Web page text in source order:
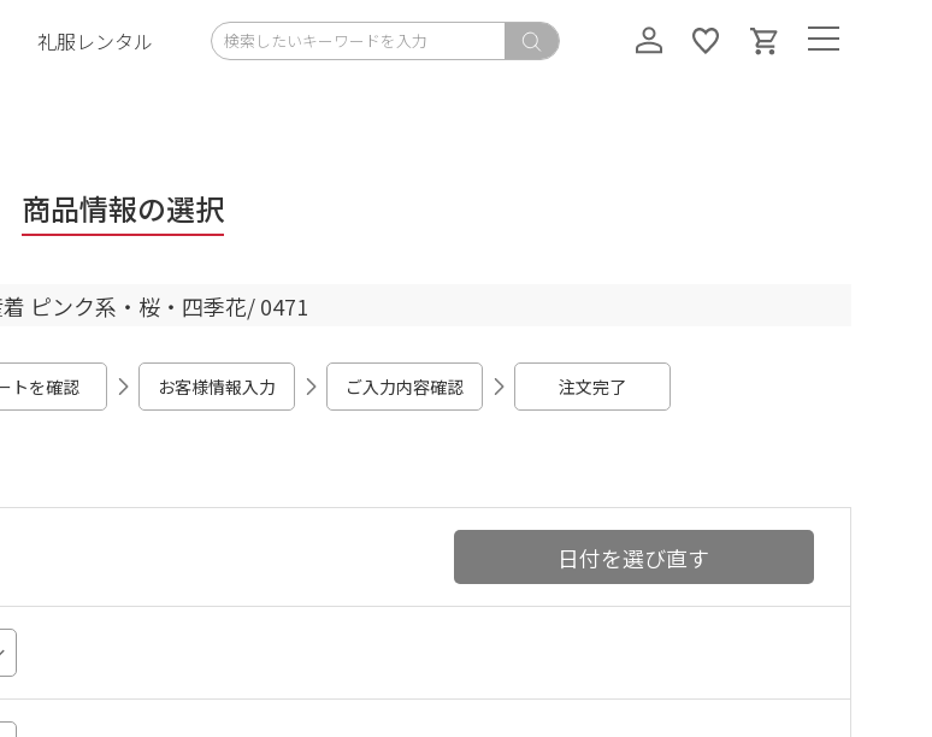
礼服レンタル
商品情報の選択
ピンク系・桜・四季花/ 0471
トを確認 お客様情報入力 ご入力内容確認 注文完了
日付を選び直す